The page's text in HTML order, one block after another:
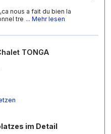
nous a fait du bien la
tre ... Mehr lesen
TONGA
im Detail